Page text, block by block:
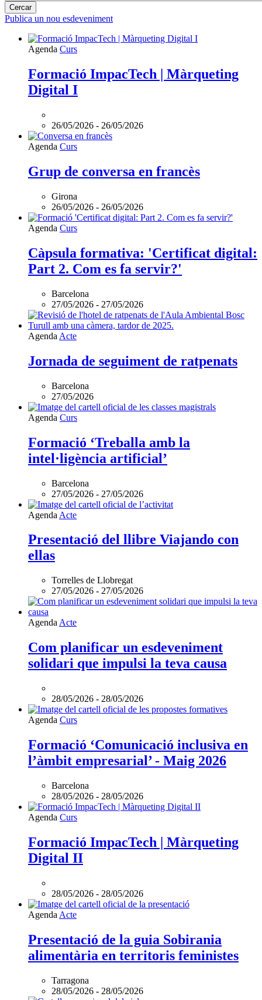
Publica un nou esdeveniment
L'esdeveniment:
ImpacTech
|
Màrqueting
online
Agenda Curs
Formació ImpacTech | Màrqueting
Digital I
26/05/2026 - 26/05/2026
Agenda Curs
Grup de conversa en francès
Girona
26/05/2026 - 26/05/2026
Agenda Curs
Càpsula formativa: 'Certificat digital:
Part 2. Com es fa servir?'
Barcelona
27/05/2026 - 27/05/2026
Agenda Acte
Jornada de seguiment de ratpenats
Barcelona
27/05/2026
Agenda Curs
Formació ‘Treballa amb la
intel·ligència artificial’
Barcelona
27/05/2026 - 27/05/2026
Agenda Acte
Presentació del llibre Viajando con
ellas
Torrelles de Llobregat
27/05/2026 - 27/05/2026
L'esdeveniment:
planificar
un
esdeveniment
impulsi
la
teva
causa
és
online
Agenda Acte
Com planificar un esdeveniment
solidari que impulsi la teva causa
28/05/2026 - 28/05/2026
L'esdeveniment:
‘Comunicació
inclusiva
en
empresarial’
Maig
2026
online
Agenda Curs
Formació ‘Comunicació inclusiva en
l’àmbit empresarial’ - Maig 2026
Barcelona
28/05/2026 - 28/05/2026
L'esdeveniment:
ImpacTech
|
Màrqueting
online
Agenda Curs
Formació ImpacTech | Màrqueting
Digital II
28/05/2026 - 28/05/2026
Agenda Acte
Presentació de la guia Sobirania
alimentària en territoris feministes
Tarragona
28/05/2026 - 28/05/2026